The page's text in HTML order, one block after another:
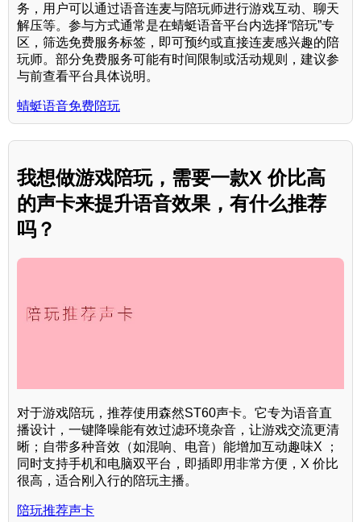
务，用户可以通过语音连麦与陪玩师进行游戏互动、聊天
解压等。参与方式通常是在蜻蜓语音平台内选择“陪玩”专
区，筛选免费服务标签，即可预约或直接连麦感兴趣的陪
玩师。部分免费服务可能有时间限制或活动规则，建议参
与前查看平台具体说明。
蜻蜓语音免费陪玩
我想做游戏陪玩，需要一款X 价比高
的声卡来提升语音效果，有什么推荐
吗？
对于游戏陪玩，推荐使用森然ST60声卡。它专为语音直
播设计，一键降噪能有效过滤环境杂音，让游戏交流更清
晰；自带多种音效（如混响、电音）能增加互动趣味X ；
同时支持手机和电脑双平台，即插即用非常方便，X 价比
很高，适合刚入行的陪玩主播。
陪玩推荐声卡